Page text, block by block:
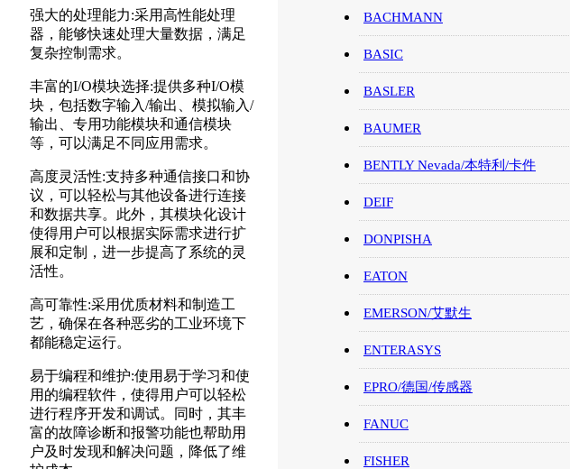
强大的处理能力:采用高性能处理
器，能够快速处理大量数据，满足
复杂控制需求。
丰富的I/O模块选择:提供多种I/O模
块，包括数字输入/输出、模拟输入/
输出、专用功能模块和通信模块
等，可以满足不同应用需求。
高度灵活性:支持多种通信接口和协
议，可以轻松与其他设备进行连接
和数据共享。此外，其模块化设计
使得用户可以根据实际需求进行扩
展和定制，进一步提高了系统的灵
活性。
高可靠性:采用优质材料和制造工
艺，确保在各种恶劣的工业环境下
都能稳定运行。
易于编程和维护:使用易于学习和使
用的编程软件，使得用户可以轻松
进行程序开发和调试。同时，其丰
富的故障诊断和报警功能也帮助用
户及时发现和解决问题，降低了维
BACHMANN
BASIC
BASLER
BAUMER
BENTLY Nevada/本特利/卡件
DEIF
DONPISHA
EATON
EMERSON/艾默生
ENTERASYS
EPRO/德国/传感器
FANUC
FISHER